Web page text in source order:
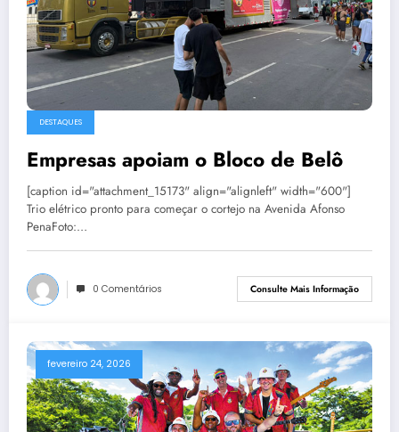
DESTAQUES
Empresas apoiam o Bloco de Belô
[caption id="attachment_15173" align="alignleft" width="600"]
Trio elétrico pronto para começar o cortejo na Avenida Afonso
PenaFoto:…
0 Comentários Consulte Mais Informação
fevereiro 24, 2026